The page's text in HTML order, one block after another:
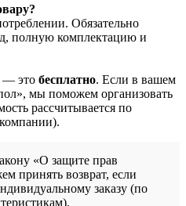
Обязательно
полную комплектацию и
— это бесплатно. Если в вашем
мы поможем организовать
рассчитывается по
«О защите прав
принять возврат, если
заказу (по